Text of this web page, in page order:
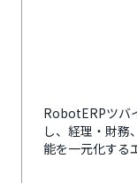
RobotERPツバ
し、経理・財務
能を一元化する
ング（ERP）